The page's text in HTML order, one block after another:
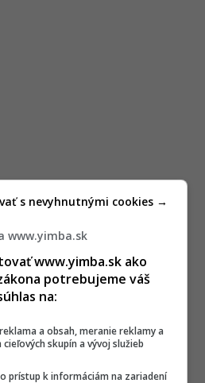
www.yimba.sk
www.yimba.sk ako
potrebujeme váš
na:
a obsah, meranie reklamy a
skupín a vývoj služieb
prístup k informáciám na zariadení
s nevyhnutnými cookies →